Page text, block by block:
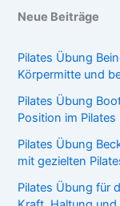
Neue Beiträge
Pilates Übung
Körpermitte und
Pilates Übung
Position im Pilates
Pilates Übung
mit gezielten
Pilates Übung für